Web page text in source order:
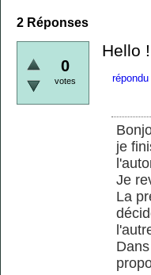
2 Réponses
0
votes
Hello
répondu
je
Je
La